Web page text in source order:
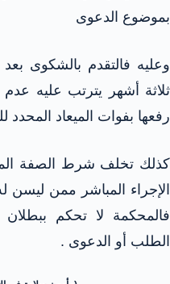
بموضوع الدعوى
وعليه فالتقدم بالشكوى بعد
ثلاثة أشهر يترتب عليه
رفعها بفوات الميعاد المحدد
كذلك تخلف شرط الصفة
الإجراء المباشر ممن ليسن
فالمحكمة لا تحكم ببطلان
الطلب أو الدعوى .